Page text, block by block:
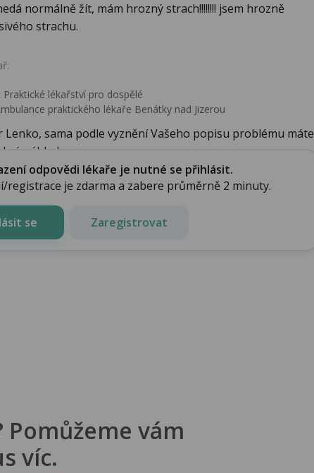
normálně žít, mám hrozný strach!!!!!!!! jsem hrozně
strachu.
Praktické lékařství pro dospělé
praktického lékaře Benátky nad Jizerou
Lenko, sama podle vyznění Vašeho popisu problému máte
náhled na...
odpovědi lékaře je nutné se přihlásit.
registrace je zdarma a zabere průměrně 2 minuty.
se Zaregistrovat
Pomůžeme vám
víc.